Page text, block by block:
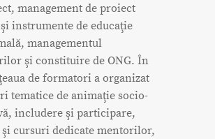
management de proiect
instrumente de educaţie
managementul
şi constituire de ONG. În
de formatori a organizat
tematice de animaţie socio-
includere şi participare,
cursuri dedicate mentorilor,